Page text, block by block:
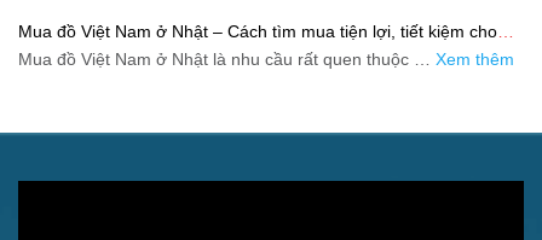
Mua đồ Việt Nam ở Nhật – Cách tìm mua tiện lợi, tiết kiệm cho
người xa quê
Mua đồ Việt Nam ở Nhật là nhu cầu rất quen thuộc … Xem thêm